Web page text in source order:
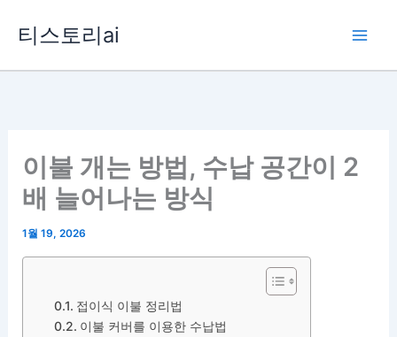
티스토리ai
이불 개는 방법, 수납 공간이 2
배 늘어나는 방식
1월 19, 2026
접이식 이불 정리법
이불 커버를 이용한 수납법